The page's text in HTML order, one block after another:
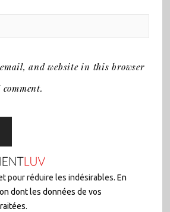
and website in this browser
pour réduire les indésirables. En
dont les données de vos
.